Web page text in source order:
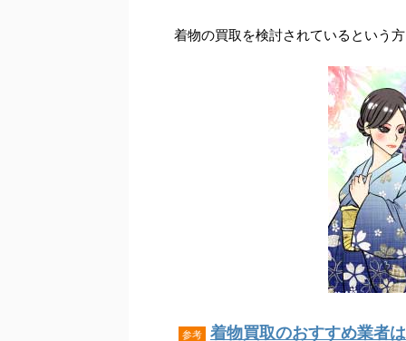
着物の買取を検討されているという
参考 着物買取のおすすめ業者